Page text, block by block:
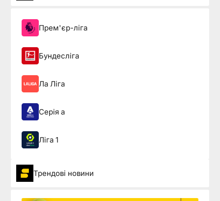
Прем'єр-ліга
Бундесліга
Ла Ліга
Серія а
Ліга 1
Трендові новини